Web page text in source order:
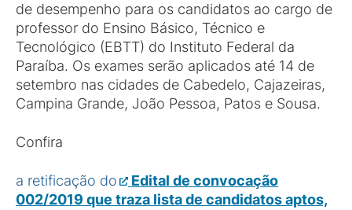
de desempenho para os candidatos ao cargo de
professor do Ensino Básico, Técnico e
Tecnológico (EBTT) do Instituto Federal da
Paraíba. Os exames serão aplicados até 14 de
setembro nas cidades de Cabedelo, Cajazeiras,
Campina Grande, João Pessoa, Patos e Sousa.
Confira
a retificação do
Edital de convocação
002/2019 que traza lista de candidatos aptos,